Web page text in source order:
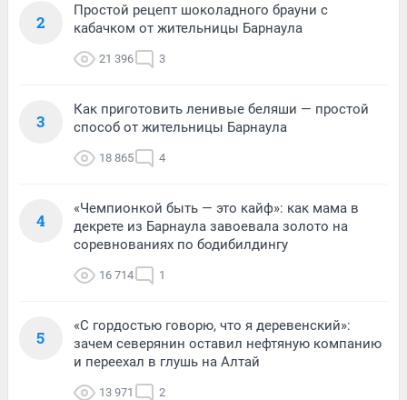
2
Простой рецепт шоколадного брауни с
кабачком от жительницы Барнаула
21 396 3
3
Как приготовить ленивые беляши — простой
способ от жительницы Барнаула
18 865 4
4
«Чемпионкой быть — это кайф»: как мама в
декрете из Барнаула завоевала золото на
соревнованиях по бодибилдингу
16 714 1
5
«С гордостью говорю, что я деревенский»:
зачем северянин оставил нефтяную компанию
и переехал в глушь на Алтай
13 971 2